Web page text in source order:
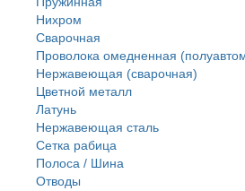
Нихром
Сварочная
Проволока омедненная
Нержавеющая (сварочная)
Цветной металл
Латунь
Нержaвеющая сталь
Сетка рабица
Полоса / Шина
Отводы